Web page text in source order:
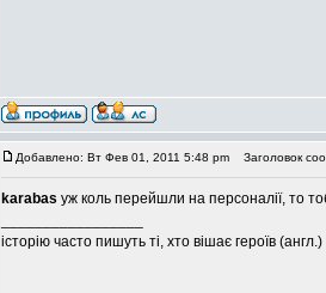
Добавлено: Вт Фев 01, 2011 5:48 pm Заголовок
karabas уж коль перейшли на персоналії, то
історію часто пишуть ті, хто вішає героїв